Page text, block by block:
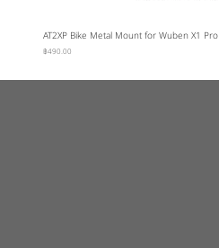
AT2XP Bike Metal Mount for Wuben X1 Pro
ราคา
฿490.00